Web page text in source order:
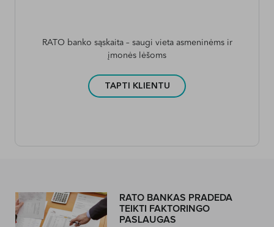
RATO banko sąskaita – saugi vieta asmeninėms ir
įmonės lėšoms
TAPTI KLIENTU
RATO BANKAS PRADEDA
TEIKTI FAKTORINGO
PASLAUGAS